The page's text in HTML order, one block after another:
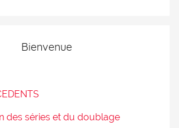
Bienvenue
des séries et du doublage